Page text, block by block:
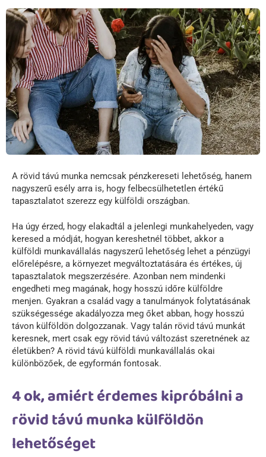
A rövid távú munka nemcsak pénzkereseti lehetőség, hanem
nagyszerű esély arra is, hogy felbecsülhetetlen értékű
tapasztalatot szerezz egy külföldi országban.
Ha úgy érzed, hogy elakadtál a jelenlegi munkahelyeden, vagy
keresed a módját, hogyan kereshetnél többet, akkor a
külföldi munkavállalás nagyszerű lehetőség lehet a pénzügyi
előrelépésre, a környezet megváltoztatására és értékes, új
tapasztalatok megszerzésére. Azonban nem mindenki
engedheti meg magának, hogy hosszú időre külföldre
menjen. Gyakran a család vagy a tanulmányok folytatásának
szükségessége akadályozza meg őket abban, hogy hosszú
távon külföldön dolgozzanak. Vagy talán rövid távú munkát
keresnek, mert csak egy rövid távú változást szeretnének az
életükben? A rövid távú külföldi munkavállalás okai
különbözőek, de egyformán fontosak.
4 ok, amiért érdemes kipróbálni a
rövid távú munka külföldön
lehetőséget